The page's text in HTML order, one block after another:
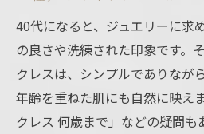
40代になると、ジュエリーに求
の良さや洗練された印象です。
クレスは、シンプルでありなが
年齢を重ねた肌にも自然に映え
クレス 何歳まで」などの疑問